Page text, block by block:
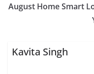
August Home Smart
Kavita Singh